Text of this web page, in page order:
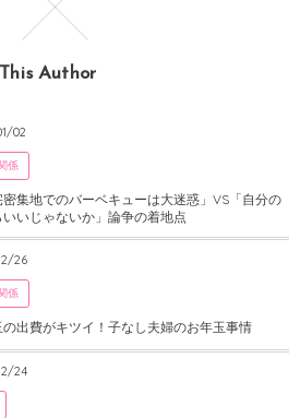
Author
02
係
密集地でのバーベキューは大迷惑」VS「自分の
いじゃないか」論争の着地点
26
係
の出費がキツイ！子なし夫婦のお年玉事情
24